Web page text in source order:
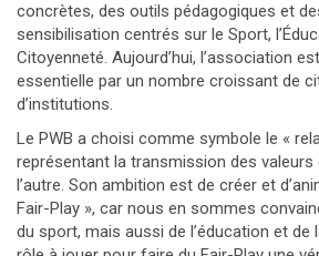
concrètes, des outils pédagogiques et
sensibilisation centrés sur le Sport,
Citoyenneté. Aujourd’hui, l’association
essentielle par un nombre croissant de
d’institutions.
Le PWB a choisi comme symbole le «
représentant la transmission des valeurs
l’autre. Son ambition est de créer et
Fair-Play », car nous en sommes
du sport, mais aussi de l’éducation et de